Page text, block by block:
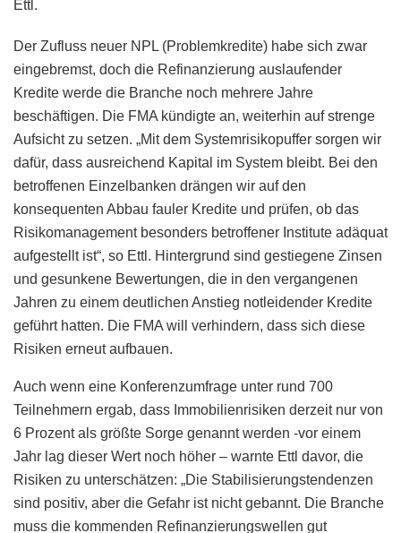
Ettl.
Der Zufluss neuer NPL (Problemkredite) habe sich zwar
eingebremst, doch die Refinanzierung auslaufender
Kredite werde die Branche noch mehrere Jahre
beschäftigen. Die FMA kündigte an, weiterhin auf strenge
Aufsicht zu setzen. „Mit dem Systemrisikopuffer sorgen wir
dafür, dass ausreichend Kapital im System bleibt. Bei den
betroffenen Einzelbanken drängen wir auf den
konsequenten Abbau fauler Kredite und prüfen, ob das
Risikomanagement besonders betroffener Institute adäquat
aufgestellt ist“, so Ettl. Hintergrund sind gestiegene Zinsen
und gesunkene Bewertungen, die in den vergangenen
Jahren zu einem deutlichen Anstieg notleidender Kredite
geführt hatten. Die FMA will verhindern, dass sich diese
Risiken erneut aufbauen.
Auch wenn eine Konferenzumfrage unter rund 700
Teilnehmern ergab, dass Immobilienrisiken derzeit nur von
6 Prozent als größte Sorge genannt werden -vor einem
Jahr lag dieser Wert noch höher – warnte Ettl davor, die
Risiken zu unterschätzen: „Die Stabilisierungstendenzen
sind positiv, aber die Gefahr ist nicht gebannt. Die Branche
muss die kommenden Refinanzierungswellen gut